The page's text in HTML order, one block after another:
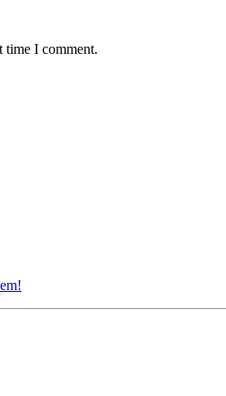
time I comment.